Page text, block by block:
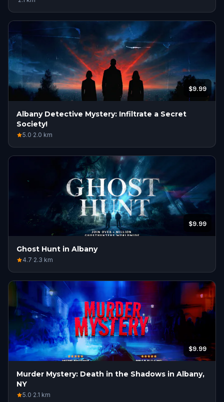
$9.99
Albany Detective Mystery: Infiltrate a Secret
Society!
5.0·2.0 km
$9.99
Ghost Hunt in Albany
4.7·2.3 km
$9.99
Murder Mystery: Death in the Shadows in Albany,
NY
5.0·2.1 km